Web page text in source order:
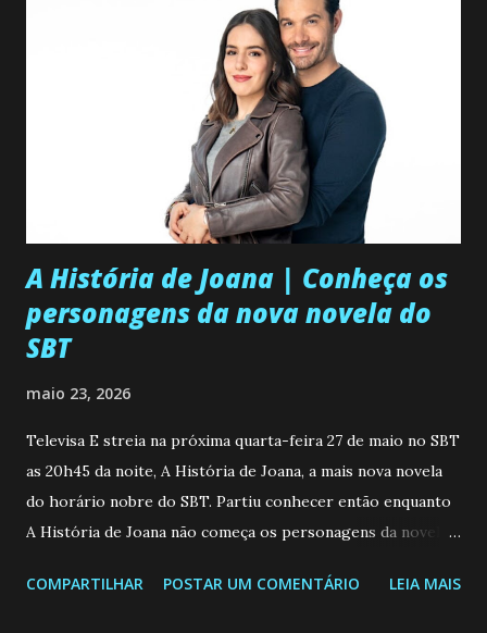
A História de Joana | Conheça os
personagens da nova novela do
SBT
maio 23, 2026
Televisa E streia na próxima quarta-feira 27 de maio no SBT
as 20h45 da noite, A História de Joana, a mais nova novela
do horário nobre do SBT. Partiu conhecer então enquanto
A História de Joana não começa os personagens da novela?
de 25/05/26 a 31/05/26 JOANA GUADALUPE (Camila
COMPARTILHAR POSTAR UM COMENTÁRIO LEIA MAIS